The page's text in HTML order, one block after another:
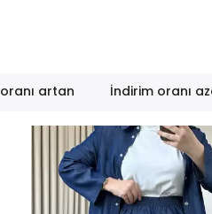
artan İndirim oranı